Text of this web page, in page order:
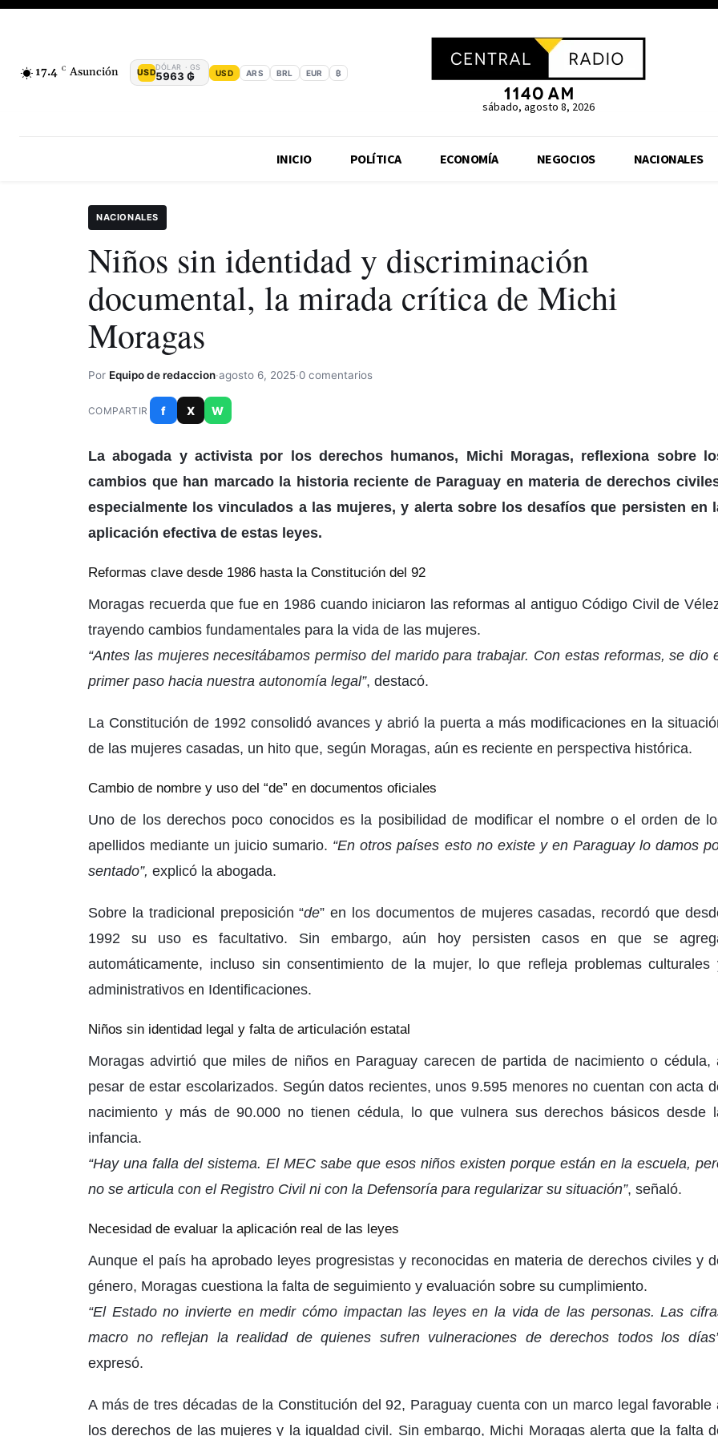
17.4 C Asunción USD
DÓLAR · GS
5963 ₲ USD ARS BRL EUR ₿
sábado, agosto 8, 2026
INICIO POLÍTICA ECONOMÍA NEGOCIOS NACIONALES
NACIONALES
Niños sin identidad y discriminación
documental, la mirada crítica de Michi
Moragas
Por Equipo de redaccion·agosto 6, 2025·0 comentarios
COMPARTIR f X W
La abogada y activista por los derechos humanos, Michi Moragas, reflexiona sobre
cambios que han marcado la historia reciente de Paraguay en materia de derechos
especialmente los vinculados a las mujeres, y alerta sobre los desafíos que persisten en
aplicación efectiva de estas leyes.
Reformas clave desde 1986 hasta la Constitución del 92
Moragas recuerda que fue en 1986 cuando iniciaron las reformas al antiguo Código Civil de
trayendo cambios fundamentales para la vida de las mujeres.
“Antes las mujeres necesitábamos permiso del marido para trabajar. Con estas reformas, se dio
primer paso hacia nuestra autonomía legal”, destacó.
La Constitución de 1992 consolidó avances y abrió la puerta a más modificaciones en la
de las mujeres casadas, un hito que, según Moragas, aún es reciente en perspectiva histórica.
Cambio de nombre y uso del “de” en documentos oficiales
Uno de los derechos poco conocidos es la posibilidad de modificar el nombre o el orden de
apellidos mediante un juicio sumario. “En otros países esto no existe y en Paraguay lo damos
sentado”, explicó la abogada.
Sobre la tradicional preposición “de” en los documentos de mujeres casadas, recordó que
1992 su uso es facultativo. Sin embargo, aún hoy persisten casos en que se
automáticamente, incluso sin consentimiento de la mujer, lo que refleja problemas culturales
administrativos en Identificaciones.
Niños sin identidad legal y falta de articulación estatal
Moragas advirtió que miles de niños en Paraguay carecen de partida de nacimiento o cédula,
pesar de estar escolarizados. Según datos recientes, unos 9.595 menores no cuentan con acta
nacimiento y más de 90.000 no tienen cédula, lo que vulnera sus derechos básicos desde
infancia.
“Hay una falla del sistema. El MEC sabe que esos niños existen porque están en la escuela,
no se articula con el Registro Civil ni con la Defensoría para regularizar su situación”, señaló.
Necesidad de evaluar la aplicación real de las leyes
Aunque el país ha aprobado leyes progresistas y reconocidas en materia de derechos civiles y
género, Moragas cuestiona la falta de seguimiento y evaluación sobre su cumplimiento.
“El Estado no invierte en medir cómo impactan las leyes en la vida de las personas. Las
macro no reflejan la realidad de quienes sufren vulneraciones de derechos todos los
expresó.
A más de tres décadas de la Constitución del 92, Paraguay cuenta con un marco legal favorable
los derechos de las mujeres y la igualdad civil. Sin embargo, Michi Moragas alerta que la falta